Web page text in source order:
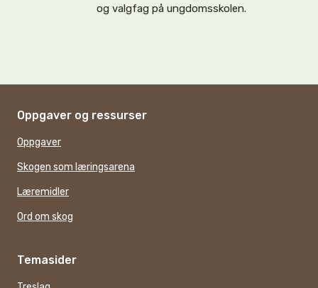
og valgfag på ungdomsskolen.
Oppgaver og ressurser
Oppgaver
Skogen som læringsarena
Læremidler
Ord om skog
Temasider